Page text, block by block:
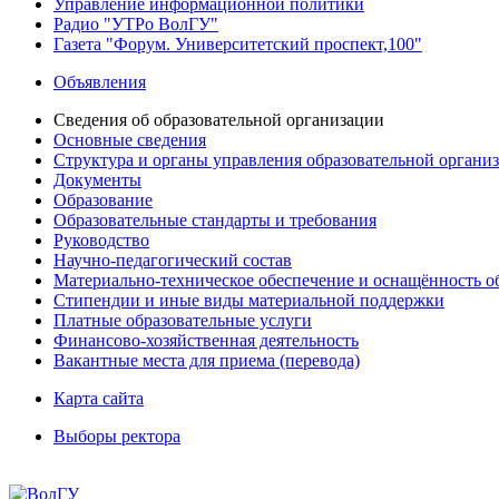
Управление информационной политики
Радио "УТРо ВолГУ"
Газета "Форум. Университетский проспект,100"
Объявления
Сведения об образовательной организации
Основные сведения
Структура и органы управления образовательной
Документы
Образование
Образовательные стандарты и требования
Руководство
Научно-педагогический состав
Материально-техническое обеспечение и оснащённость
Стипендии и иные виды материальной поддержки
Платные образовательные услуги
Финансово-хозяйственная деятельность
Вакантные места для приема (перевода)
Карта сайта
Выборы ректора